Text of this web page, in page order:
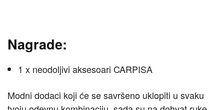
Nagrade:
1 x neodoljivi aksesoari CARPISA
Modni dodaci koji će se savršeno uklopiti u svaku